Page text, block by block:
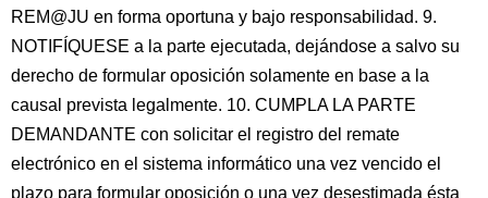
REM@JU en forma oportuna y bajo responsabilidad. 9.
NOTIFÍQUESE a la parte ejecutada, dejándose a salvo su
derecho de formular oposición solamente en base a la
causal prevista legalmente. 10. CUMPLA LA PARTE
DEMANDANTE con solicitar el registro del remate
electrónico en el sistema informático una vez vencido el
plazo para formular oposición o una vez desestimada ésta